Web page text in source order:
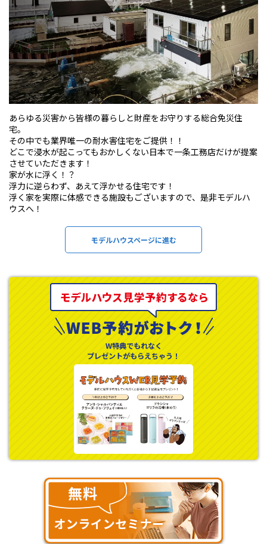
あらゆる災害から皆様の暮らしと財産をお守りする総合免災住
宅。
その中でも業界唯一の耐水害住宅をご提供！！
どこで浸水が起こってもおかしくない日本で一条工務店だけが提案
させていただきます！
家が水に浮く！？
浮力に逆らわず、あえて浮かせる住宅です！
浮く家を実際に体感できる施設もございますので、是非モデルハ
ウスへ！
モデルハウスページに進む
W特典でもれなく
プレゼントがもらえちゃう！